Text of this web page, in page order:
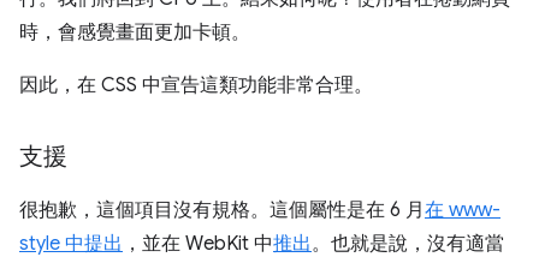
時，會感覺畫面更加卡頓。
因此，在 CSS 中宣告這類功能非常合理。
支援
很抱歉，這個項目沒有規格。這個屬性是在 6 月在 www-
style 中提出 ，並在 WebKit 中推出。也就是說，沒有適當